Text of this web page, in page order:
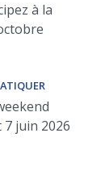
à la
7 juin 2026